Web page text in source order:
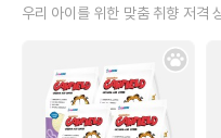
우리 아이를 위한 맞춤 취향 저격